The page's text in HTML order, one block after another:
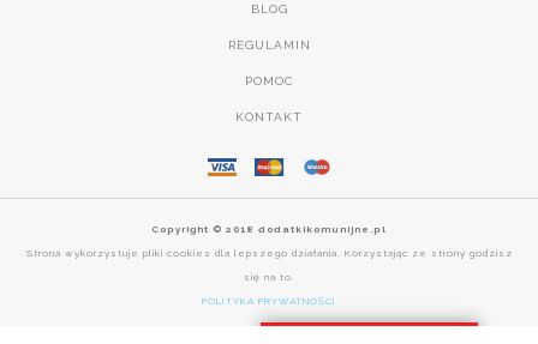
BLOG
REGULAMIN
POMOC
KONTAKT
Copyright © 2018 dodatkikomunijne.pl
Strona wykorzystuje pliki cookies dla lepszego działania. Korzystając ze strony godzisz
się na to.
POLITYKA PRYWATNOŚCI